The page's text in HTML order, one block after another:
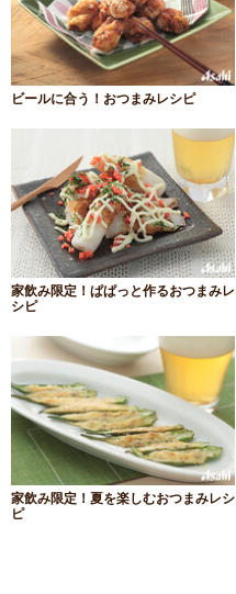
ビールに合う！おつまみレシピ
家飲み限定！ぱぱっと作るおつまみレ
シピ
家飲み限定！夏を楽しむおつまみレシ
ピ